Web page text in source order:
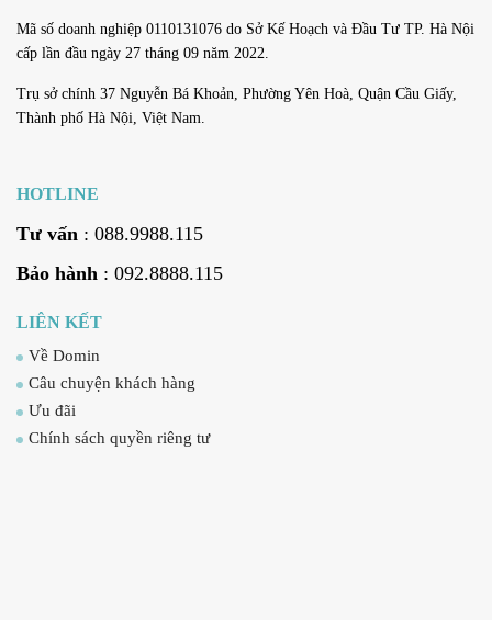
Mã số doanh nghiệp 0110131076 do Sở Kế Hoạch và Đầu Tư TP. Hà Nội
cấp lần đầu ngày 27 tháng 09 năm 2022.
Trụ sở chính 37 Nguyễn Bá Khoản, Phường Yên Hoà, Quận Cầu Giấy,
Thành phố Hà Nội, Việt Nam.
HOTLINE
Tư vấn : 088.9988.115
Bảo hành : 092.8888.115
LIÊN KẾT
Về Domin
Câu chuyện khách hàng
Ưu đãi
Chính sách quyền riêng tư